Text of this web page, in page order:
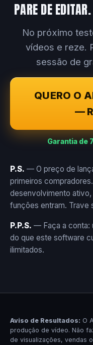
PARE DE EDITAR.
No próximo
vídeos e reze.
sessão de
QUERO O
—
Garantia de
P.S. — O preço de
primeiros
desenvolvimento
funções entram. Trave
P.P.S. — Faça a conta:
do que este software
ilimitados.
Aviso de Resultados: O
produção de vídeo. Não
de visualizações, vendas